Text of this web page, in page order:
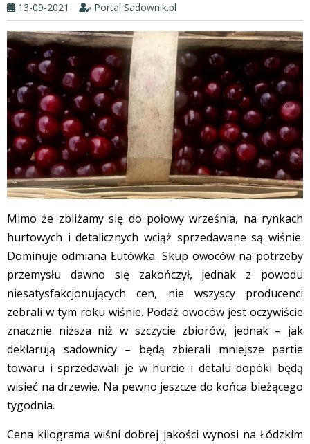
13-09-2021 Portal Sadownik.pl
Mimo że zbliżamy się do połowy września, na rynkach
hurtowych i detalicznych wciąż sprzedawane są wiśnie.
Dominuje odmiana Łutówka. Skup owoców na potrzeby
przemysłu dawno się zakończył, jednak z powodu
niesatysfakcjonujących cen, nie wszyscy producenci
zebrali w tym roku wiśnie. Podaż owoców jest oczywiście
znacznie niższa niż w szczycie zbiorów, jednak – jak
deklarują sadownicy – będą zbierali mniejsze partie
towaru i sprzedawali je w hurcie i detalu dopóki będą
wisieć na drzewie. Na pewno jeszcze do końca bieżącego
tygodnia.
Cena kilograma wiśni dobrej jakości wynosi na Łódzkim